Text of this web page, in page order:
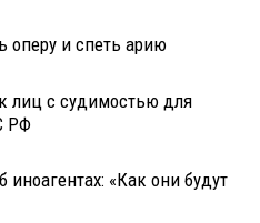
оперу и спеть арию
лиц с судимостью для
РФ
«Как они будут